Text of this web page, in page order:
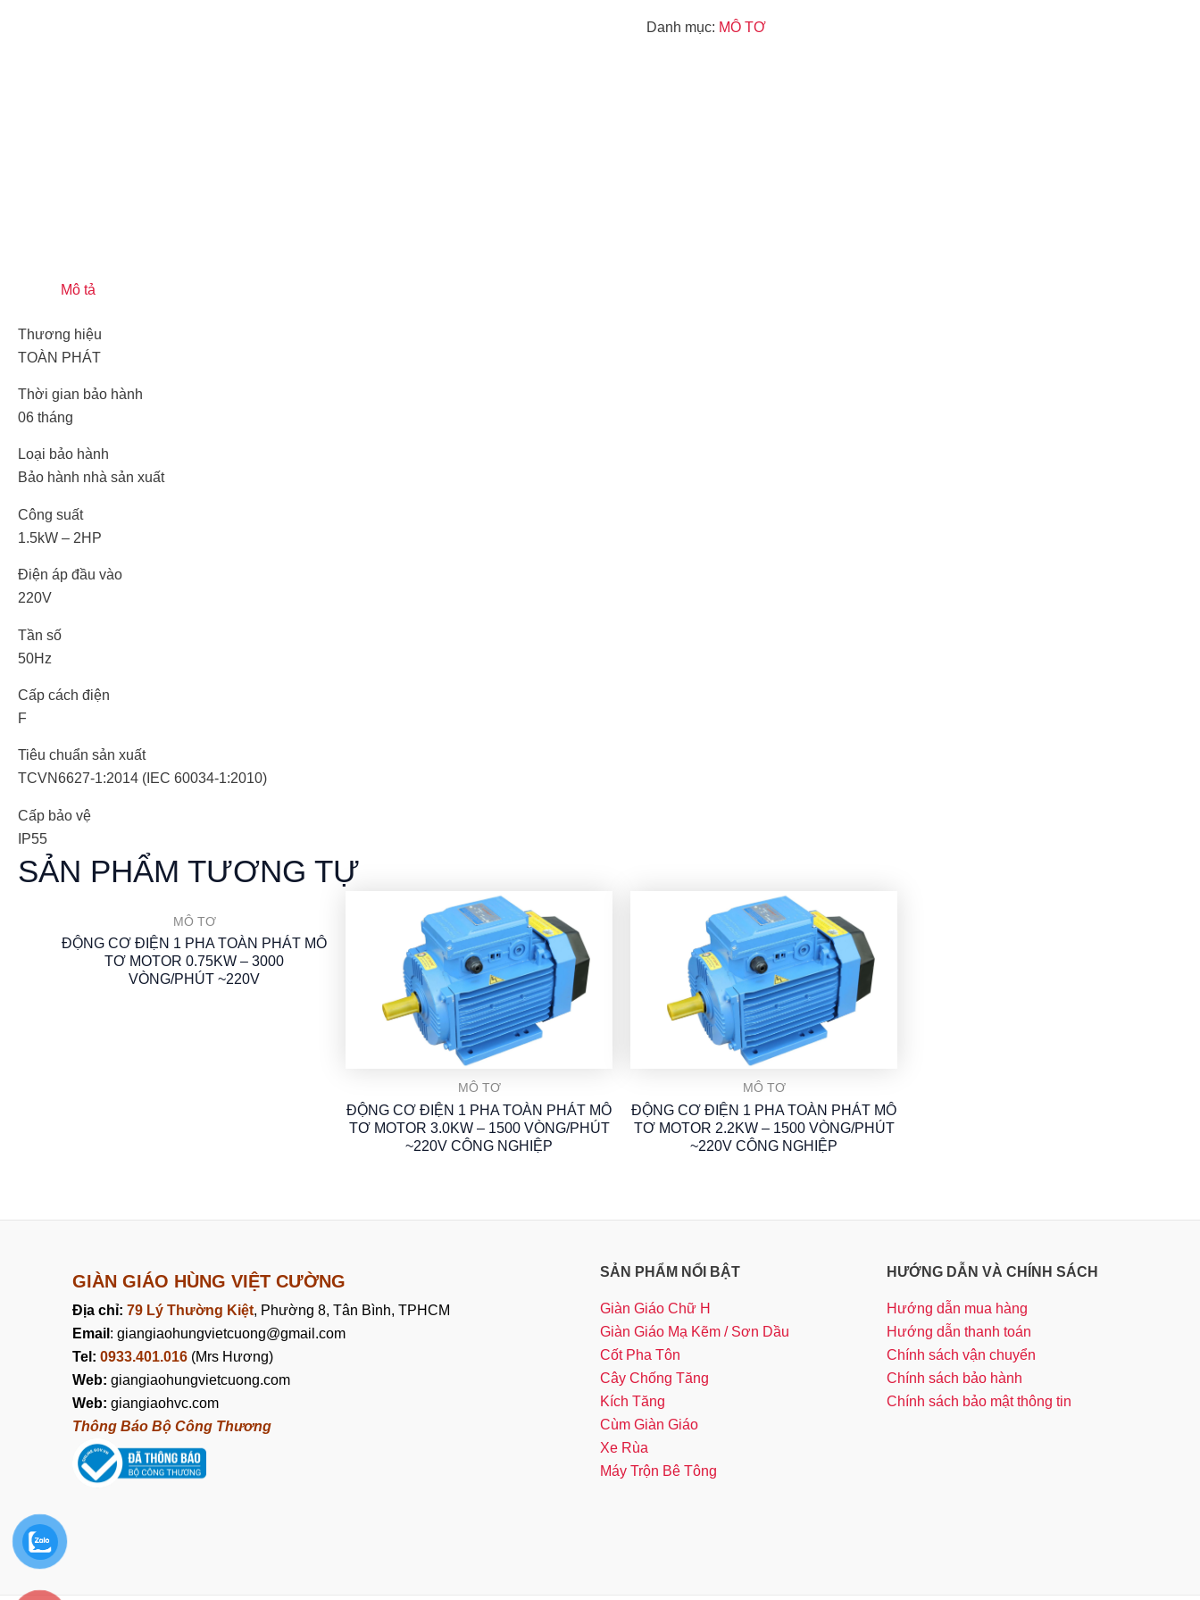
Danh mục: MÔ TƠ
Mô tả
Thương hiệu
TOÀN PHÁT
Thời gian bảo hành
06 tháng
Loại bảo hành
Bảo hành nhà sản xuất
Công suất
1.5kW – 2HP
Điện áp đầu vào
220V
Tần số
50Hz
Cấp cách điện
F
Tiêu chuẩn sản xuất
TCVN6627-1:2014 (IEC 60034-1:2010)
Cấp bảo vệ
IP55
SẢN PHẨM TƯƠNG TỰ
MÔ TƠ
ĐỘNG CƠ ĐIỆN 1 PHA TOÀN PHÁT MÔ
TƠ MOTOR 0.75KW – 3000
VÒNG/PHÚT ~220V
MÔ TƠ
ĐỘNG CƠ ĐIỆN 1 PHA TOÀN PHÁT MÔ
TƠ MOTOR 3.0KW – 1500 VÒNG/PHÚT
~220V CÔNG NGHIỆP
MÔ TƠ
ĐỘNG CƠ ĐIỆN 1 PHA TOÀN PHÁT MÔ
TƠ MOTOR 2.2KW – 1500 VÒNG/PHÚT
~220V CÔNG NGHIỆP
GIÀN GIÁO HÙNG VIỆT CƯỜNG
Địa chỉ: 79 Lý Thường Kiệt, Phường 8, Tân Bình, TPHCM
Email : giangiaohungvietcuong@gmail.com
Tel: 0933.401.016(Mrs Hương)
Web: giangiaohungvietcuong.com
Web: giangiaohvc.com
Thông Báo Bộ Công Thương
SẢN PHẨM NỔI BẬT
Giàn Giáo Chữ H
Giàn Giáo Mạ Kẽm / Sơn Dầu
Cốt Pha Tôn
Cây Chống Tăng
Kích Tăng
Cùm Giàn Giáo
Xe Rùa
Máy Trộn Bê Tông
HƯỚNG DẪN VÀ CHÍNH SÁCH
Hướng dẫn mua hàng
Hướng dẫn thanh toán
Chính sách vận chuyển
Chính sách bảo hành
Chính sách bảo mật thông tin